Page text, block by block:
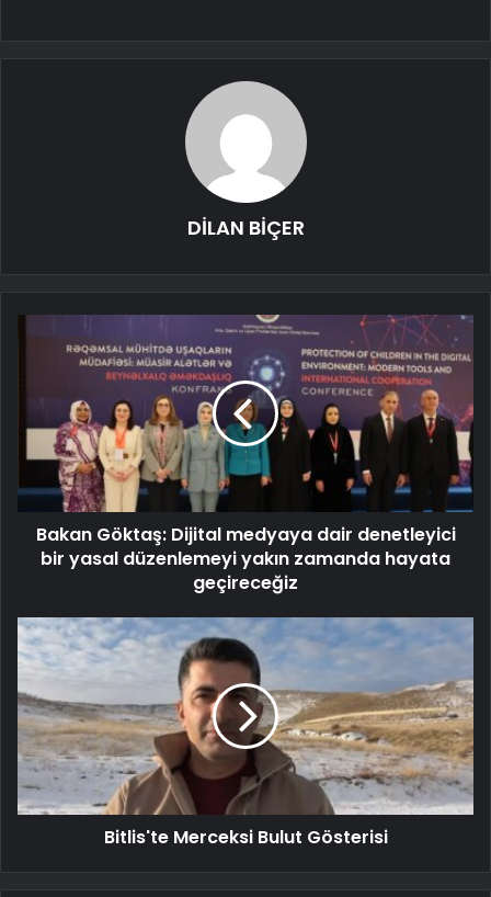
DİLAN BİÇER
Bakan Göktaş: Dijital medyaya dair denetleyici
bir yasal düzenlemeyi yakın zamanda hayata
geçireceğiz
Bitlis'te Merceksi Bulut Gösterisi